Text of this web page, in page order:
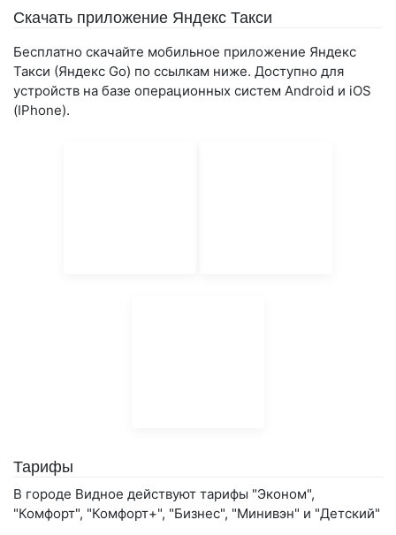
Скачать приложение Яндекс Такси
Бесплатно скачайте мобильное приложение Яндекс
Такси (Яндекс Go) по ссылкам ниже. Доступно для
устройств на базе операционных систем Android и iOS
(IPhone).
Тарифы
В городе Видное действуют тарифы "Эконом",
"Комфорт", "Комфорт+", "Бизнес", "Минивэн" и "Детский"